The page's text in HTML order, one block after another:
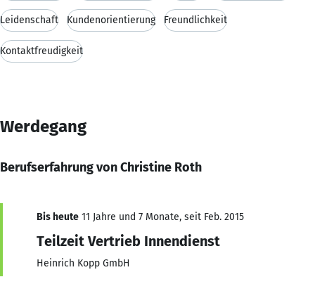
Leidenschaft Kundenorientierung Freundlichkeit
Kontaktfreudigkeit
Werdegang
Berufserfahrung von Christine Roth
Bis heute 11 Jahre und 7 Monate, seit Feb. 2015
Teilzeit Vertrieb Innendienst
Heinrich Kopp GmbH